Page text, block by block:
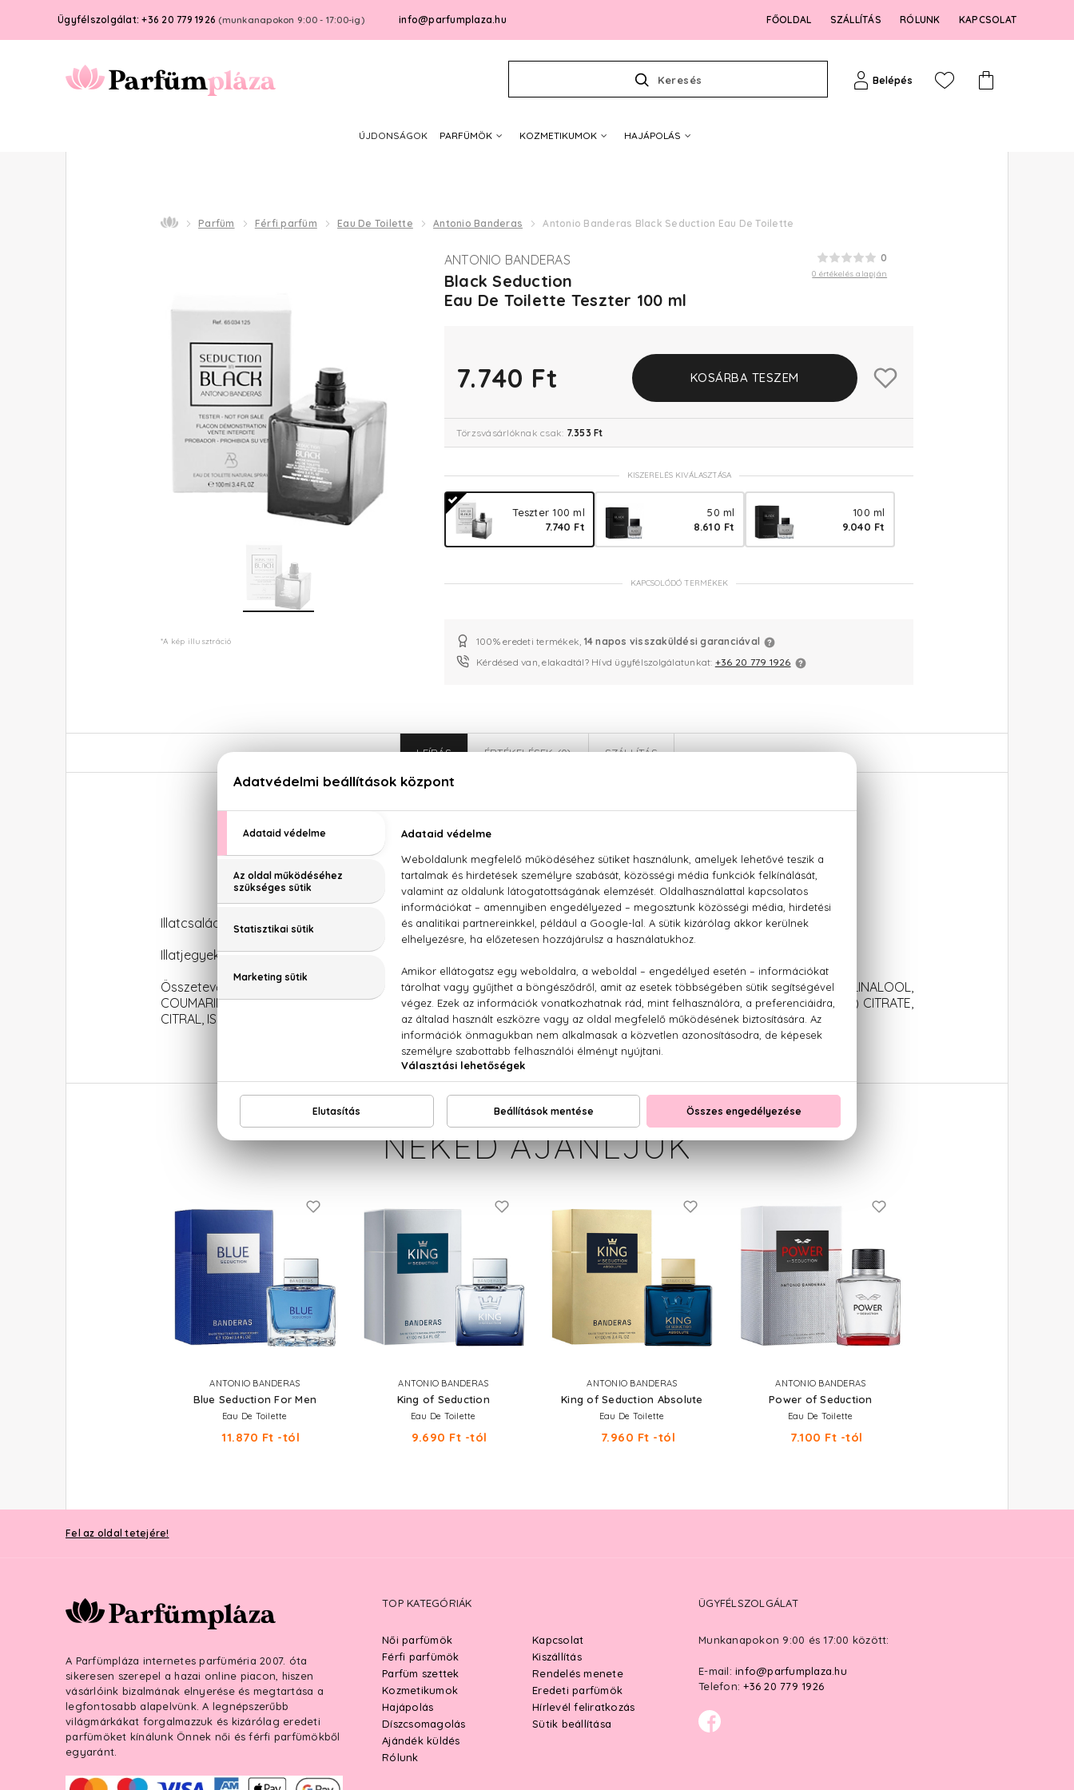
Ügyfélszolgálat: +36 20 779 1926 (munkanapokon 9:00 - 17:00-ig) info@parfumplaza.hu FŐOLDAL SZÁLLÍTÁS RÓLUNK KAPCSOLAT
Keresés Belépés
ÚJDONSÁGOK PARFÜMÖK KOZMETIKUMOK HAJÁPOLÁS
Parfüm Férfi parfüm Eau De Toilette Antonio Banderas Antonio Banderas Black Seduction Eau De Toilette
*A kép illusztráció
0
0 értékelés alapján
ANTONIO BANDERAS
Black Seduction
Eau De Toilette Teszter 100 ml
7.740 Ft KOSÁRBA TESZEM
Törzsvásárlóknak csak: 7.353 Ft
KISZERELÉS KIVÁLASZTÁSA
Teszter 100 ml
7.740 Ft
50 ml
8.610 Ft
100 ml
9.040 Ft
KAPCSOLÓDÓ TERMÉKEK
100% eredeti termékek, 14 napos visszaküldési garanciával
Kérdésed van, elakadtál? Hívd ügyfélszolgálatunkat: +36 20 779 1926
LEÍRÁS ÉRTÉKELÉSEK (0) SZÁLLÍTÁS
Antonio Banderas Black Seduction Eau De Toilette
Illatcsalád: Orientális-fűszeres
Illatjegyek: Bergamott, fekete ribizli, kardamom, koriander, szerecsendió, tonkabab, pézsma, cédrus, ámbra
Összetevők: ALCOHOL DENAT., AQUA (WATER), PARFUM (FRAGRANCE), ETHYLHEXYL METHOXYCINNAMATE, LIMONENE, LINALOOL,
COUMARIN, ETHYLHEXYL SALICYLATE, BUTYL METHOXYDIBENZOYLMETHANE, TRIS(TETRAMETHYLHYDROXYPIPERIDINOL) CITRATE,
CITRAL, ISOEUGENOL, CI 60730 (EXT. VIOLET 2), CI 19140 (YELLOW 5), CI 14700 (RED 4).
NEKED AJÁNLJUK
ANTONIO BANDERAS
Blue Seduction For Men
Eau De Toilette
11.870 Ft -tól
ANTONIO BANDERAS
King of Seduction
Eau De Toilette
9.690 Ft -tól
ANTONIO BANDERAS
King of Seduction Absolute
Eau De Toilette
7.960 Ft -tól
ANTONIO BANDERAS
Power of Seduction
Eau De Toilette
7.100 Ft -tól
Fel az oldal tetejére!
A Parfümpláza internetes parfüméria 2007. óta
sikeresen szerepel a hazai online piacon, hiszen
vásárlóink bizalmának elnyerése és megtartása a
legfontosabb alapelvünk. A legnépszerűbb
világmárkákat forgalmazzuk és kizárólag eredeti
parfümöket kínálunk Önnek női és férfi parfümökből
egyaránt.
TOP KATEGÓRIÁK
Női parfümök
Férfi parfümök
Parfüm szettek
Kozmetikumok
Hajápolás
Díszcsomagolás
Ajándék küldés
Rólunk
Kapcsolat
Kiszállítás
Rendelés menete
Eredeti parfümök
Hírlevél feliratkozás
Sütik beállítása
ÜGYFÉLSZOLGÁLAT
Munkanapokon 9:00 és 17:00 között:
E-mail: info@parfumplaza.hu
Telefon: +36 20 779 1926